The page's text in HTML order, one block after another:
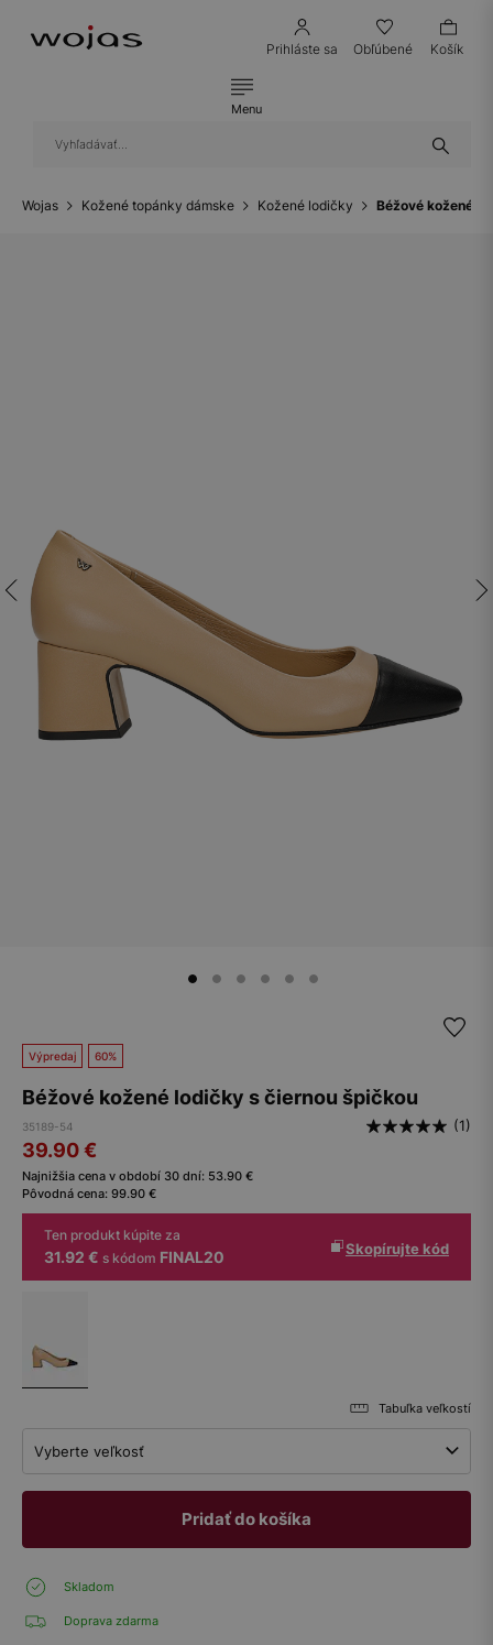
Prihláste sa Obľúbené Košík
Menu
Wojas Kožené topánky dámske Kožené lodičky Béžové kožené
Výpredaj 60%
Béžové kožené lodičky s čiernou špičkou
35189-54 (1)
39.90€
Najnižšia cena v období 30 dní: 53.90 €
Pôvodná cena: 99.90 €
Ten produkt kúpite za
31.92 € s kódom FINAL20 Skopírujte kód
Tabuľka veľkostí
Vyberte veľkosť
Pridať do košíka
Skladom
Doprava zdarma